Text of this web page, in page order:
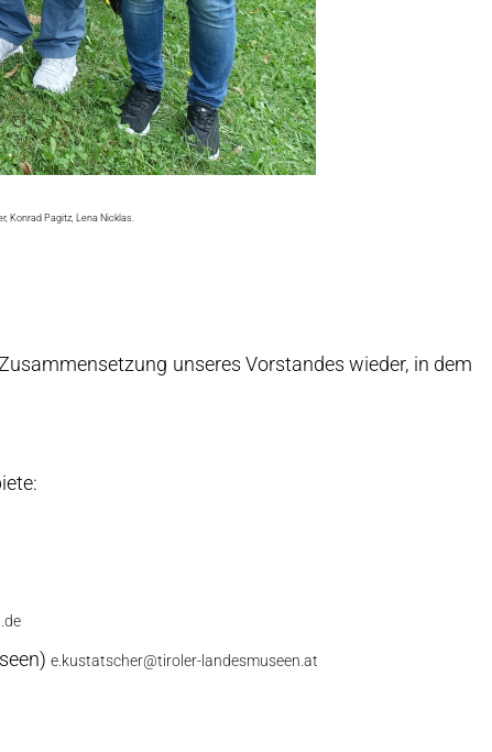
Konrad Pagitz, Lena Nicklas.
unseres Vorstandes wieder, in dem
e.kustatscher@tiroler-landesmuseen.at